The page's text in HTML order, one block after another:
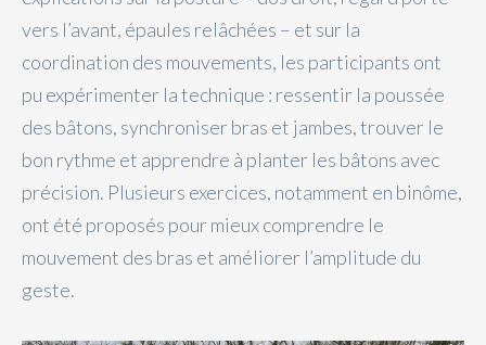
vers l’avant, épaules relâchées – et sur la
coordination des mouvements, les participants ont
pu expérimenter la technique : ressentir la poussée
des bâtons, synchroniser bras et jambes, trouver le
bon rythme et apprendre à planter les bâtons avec
précision. Plusieurs exercices, notamment en binôme,
ont été proposés pour mieux comprendre le
mouvement des bras et améliorer l’amplitude du
geste.